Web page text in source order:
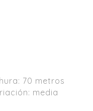
70 metros
media